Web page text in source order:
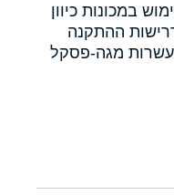
במכונות כיוון
ההתקנה
מגה-פסקל